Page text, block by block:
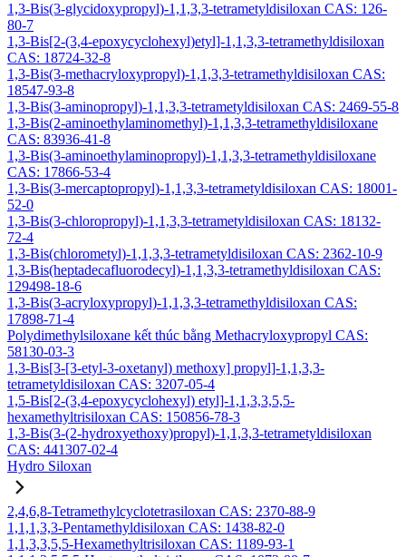
1,3-Bis(3-glycidoxypropyl)-1,1,3,3-tetrametyldisiloxan CAS: 126-
80-7
1,3-Bis[2-(3,4-epoxycyclohexyl)etyl]-1,1,3,3-tetramethyldisiloxan
CAS: 18724-32-8
1,3-Bis(3-methacryloxypropyl)-1,1,3,3-tetramethyldisiloxan CAS:
18547-93-8
1,3-Bis(3-aminopropyl)-1,1,3,3-tetrametyldisiloxan CAS: 2469-55-8
1,3-Bis(2-aminoethylaminomethyl)-1,1,3,3-tetramethyldisiloxane
CAS: 83936-41-8
1,3-Bis(3-aminoethylaminopropyl)-1,1,3,3-tetramethyldisiloxane
CAS: 17866-53-4
1,3-Bis(3-mercaptopropyl)-1,1,3,3-tetrametyldisiloxan CAS: 18001-
52-0
1,3-Bis(3-chloropropyl)-1,1,3,3-tetrametyldisiloxan CAS: 18132-
72-4
1,3-Bis(chlorometyl)-1,1,3,3-tetrametyldisiloxan CAS: 2362-10-9
1,3-Bis(heptadecafluorodecyl)-1,1,3,3-tetramethyldisiloxan CAS:
129498-18-6
1,3-Bis(3-acryloxypropyl)-1,1,3,3-tetramethyldisiloxan CAS:
17898-71-4
Polydimethylsiloxane kết thúc bằng Methacryloxypropyl CAS:
58130-03-3
1,3-Bis[3-[3-etyl-3-oxetanyl) methoxy] propyl]-1,1,3,3-
tetrametyldisiloxan CAS: 3207-05-4
1,5-Bis[2-(3,4-epoxycyclohexyl) etyl]-1,1,3,3,5,5-
hexamethyltrisiloxan CAS: 150856-78-3
1,3-Bis(3-(2-hydroxyethoxy)propyl)-1,1,3,3-tetrametyldisiloxan
CAS: 441307-02-4
Hydro Siloxan
2,4,6,8-Tetramethylcyclotetrasiloxan CAS: 2370-88-9
1,1,1,3,3-Pentamethyldisiloxan CAS: 1438-82-0
1,1,3,3,5,5-Hexamethyltrisiloxan CAS: 1189-93-1